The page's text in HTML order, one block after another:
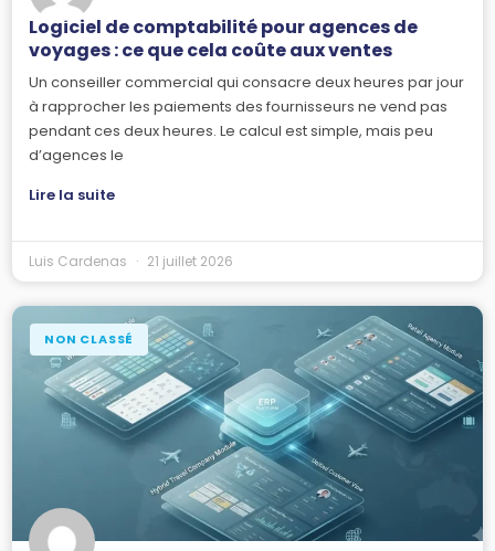
Logiciel de comptabilité pour agences de
voyages : ce que cela coûte aux ventes
Un conseiller commercial qui consacre deux heures par jour
à rapprocher les paiements des fournisseurs ne vend pas
pendant ces deux heures. Le calcul est simple, mais peu
d’agences le
Lire la suite
Luis Cardenas 21 juillet 2026
NON CLASSÉ